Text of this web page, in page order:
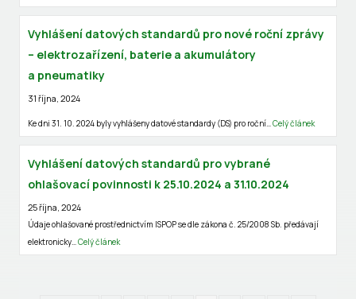
Vyhlášení datových standardů pro nové roční zprávy
– elektrozařízení, baterie a akumulátory
a pneumatiky
31 října, 2024
Ke dni 31. 10. 2024 byly vyhlášeny datové standardy (DS) pro roční…Celý článek
Vyhlášení datových standardů pro vybrané
ohlašovací povinnosti k 25.10.2024 a 31.10.2024
25 října, 2024
Údaje ohlašované prostřednictvím ISPOP se dle zákona č. 25/2008 Sb. předávají
elektronicky…Celý článek